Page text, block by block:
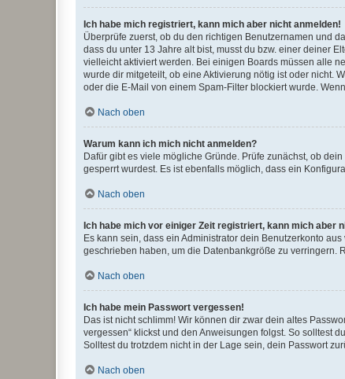
Ich habe mich registriert, kann mich aber nicht anmelden!
Überprüfe zuerst, ob du den richtigen Benutzernamen und
dass du unter 13 Jahre alt bist, musst du bzw. einer deiner
vielleicht aktiviert werden. Bei einigen Boards müssen alle
wurde dir mitgeteilt, ob eine Aktivierung nötig ist oder nicht.
oder die E-Mail von einem Spam-Filter blockiert wurde.
Nach oben
Warum kann ich mich nicht anmelden?
Dafür gibt es viele mögliche Gründe. Prüfe zunächst, ob
gesperrt wurdest. Es ist ebenfalls möglich, dass ein
Nach oben
Ich habe mich vor einiger Zeit registriert, kann mich aber
Es kann sein, dass ein Administrator dein Benutzerkonto
geschrieben haben, um die Datenbankgröße zu verringern.
Nach oben
Ich habe mein Passwort vergessen!
Das ist nicht schlimm! Wir können dir zwar dein altes
vergessen“ klickst und den Anweisungen folgst. So solltest
Solltest du trotzdem nicht in der Lage sein, dein Passwort
Nach oben